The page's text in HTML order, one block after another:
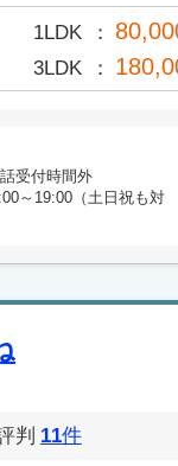
1LDK
3LDK
受付時間外
～19:00（土日祝も対
判 11件